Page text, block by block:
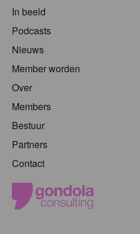
In beeld
Podcasts
Nieuws
Member worden
Over
Members
Bestuur
Partners
Contact